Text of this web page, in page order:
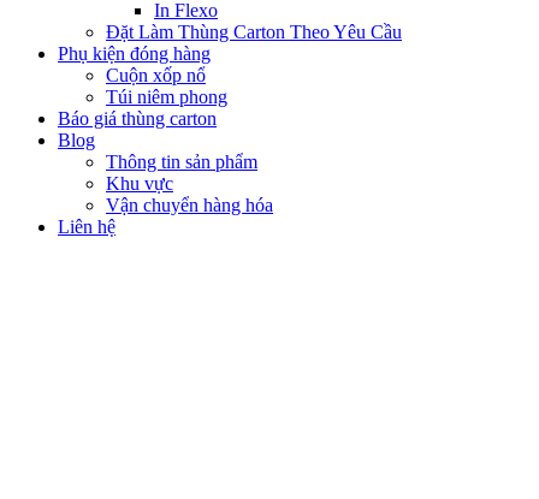
In Flexo
Đặt Làm Thùng Carton Theo Yêu Cầu
Phụ kiện đóng hàng
Cuộn xốp nổ
Túi niêm phong
Báo giá thùng carton
Blog
Thông tin sản phẩm
Khu vực
Vận chuyển hàng hóa
Liên hệ